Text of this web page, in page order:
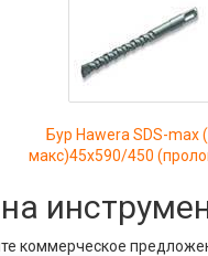
Бур Hawera SDS-max
макс)45x590/450
коммерческое